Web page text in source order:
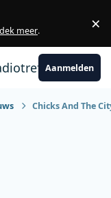
meer. ×
Aanmelden
Chicks And The